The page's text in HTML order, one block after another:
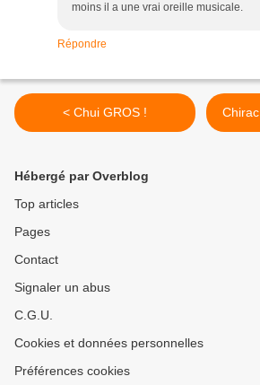
moins il a une vrai oreille musicale.
Répondre
< Chui GROS !
Hébergé par Overblog
Top articles
Pages
Contact
Signaler un abus
C.G.U.
Cookies et données personnelles
Préférences cookies